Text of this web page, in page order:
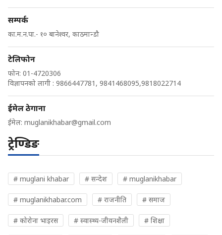
सम्पर्क
का.म.न.पा.- १० बानेश्वर, काठमान्डौ
टेलिफोन
फोन: 01-4720306
विज्ञापनको लागी : 9866447781, 9841468095,9818022714
ईमेल ठेगाना
ईमेल: muglanikhabar@gmail.com
ट्रेण्डिङ
# muglani khabar # सन्देश # muglanikhabar
# muglanikhabar.com # राजनीति # समाज
# कोरोना भाइरस # स्वास्थ्य-जीवनशैली # शिक्षा